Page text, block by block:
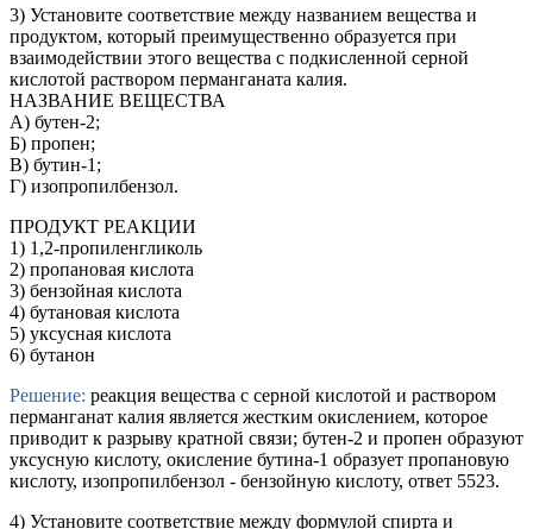
3) Установите соответствие между названием вещества и
продуктом, который преимущественно образуется при
взаимодействии этого вещества с подкисленной серной
кислотой раствором перманганата калия.
НАЗВАНИЕ ВЕЩЕСТВА
А) бутен-2;
Б) пропен;
В) бутин-1;
Г) изопропилбензол.
ПРОДУКТ РЕАКЦИИ
1) 1,2-пропиленгликоль
2) пропановая кислота
3) бензойная кислота
4) бутановая кислота
5) уксусная кислота
6) бутанон
Решение: реакция вещества с серной кислотой и раствором
перманганат калия является жестким окислением, которое
приводит к разрыву кратной связи; бутен-2 и пропен образуют
уксусную кислоту, окисление бутина-1 образует пропановую
кислоту, изопропилбензол - бензойную кислоту, ответ 5523.
4) Установите соответствие между формулой спирта и